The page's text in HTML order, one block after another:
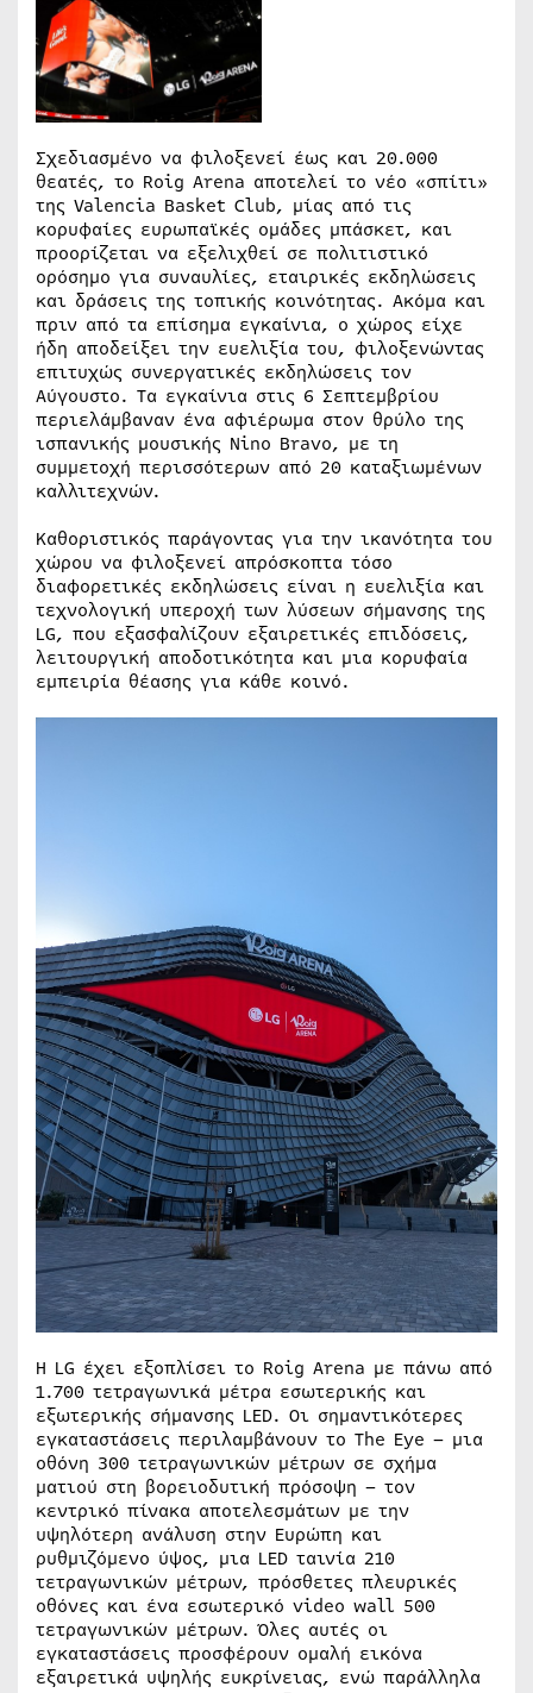
Σχεδιασμένο να φιλοξενεί έως και 20.000
θεατές, το Roig Arena αποτελεί το νέο «σπίτι»
της Valencia Basket Club, μίας από τις
κορυφαίες ευρωπαϊκές ομάδες μπάσκετ, και
προορίζεται να εξελιχθεί σε πολιτιστικό
ορόσημο για συναυλίες, εταιρικές εκδηλώσεις
και δράσεις της τοπικής κοινότητας. Ακόμα και
πριν από τα επίσημα εγκαίνια, ο χώρος είχε
ήδη αποδείξει την ευελιξία του, φιλοξενώντας
επιτυχώς συνεργατικές εκδηλώσεις τον
Αύγουστο. Τα εγκαίνια στις 6 Σεπτεμβρίου
περιελάμβαναν ένα αφιέρωμα στον θρύλο της
ισπανικής μουσικής Nino Bravo, με τη
συμμετοχή περισσότερων από 20 καταξιωμένων
καλλιτεχνών.
Καθοριστικός παράγοντας για την ικανότητα του
χώρου να φιλοξενεί απρόσκοπτα τόσο
διαφορετικές εκδηλώσεις είναι η ευελιξία και
τεχνολογική υπεροχή των λύσεων σήμανσης της
LG, που εξασφαλίζουν εξαιρετικές επιδόσεις,
λειτουργική αποδοτικότητα και μια κορυφαία
εμπειρία θέασης για κάθε κοινό.
Η LG έχει εξοπλίσει το Roig Arena με πάνω από
1.700 τετραγωνικά μέτρα εσωτερικής και
εξωτερικής σήμανσης LED. Οι σημαντικότερες
εγκαταστάσεις περιλαμβάνουν το The Eye – μια
οθόνη 300 τετραγωνικών μέτρων σε σχήμα
ματιού στη βορειοδυτική πρόσοψη – τον
κεντρικό πίνακα αποτελεσμάτων με την
υψηλότερη ανάλυση στην Ευρώπη και
ρυθμιζόμενο ύψος, μια LED ταινία 210
τετραγωνικών μέτρων, πρόσθετες πλευρικές
οθόνες και ένα εσωτερικό video wall 500
τετραγωνικών μέτρων. Όλες αυτές οι
εγκαταστάσεις προσφέρουν ομαλή εικόνα
εξαιρετικά υψηλής ευκρίνειας, ενώ παράλληλα